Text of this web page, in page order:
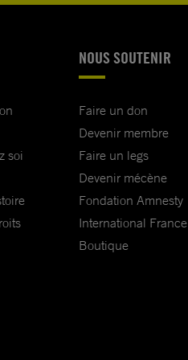
soi
NOUS SOUTENIR
Faire un don
Devenir membre
Faire un legs
Devenir mécène
Fondation Amnesty
International France
Boutique